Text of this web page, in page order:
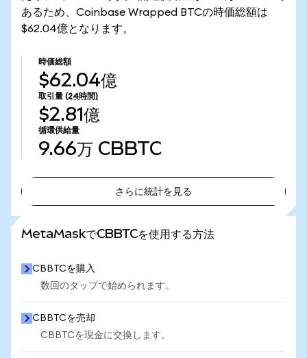
あるため、Coinbase Wrapped BTCの時価総額は
$62.04億となります。
時価総額
$62.04億
取引量 (24時間)
$2.81億
循環供給量
9.66万 CBBTC
さらに統計を見る
MetaMaskでCBBTCを使用する方法
CBBTCを購入
数回のタップで始められます。
CBBTCを売却
CBBTCを現金に交換します。